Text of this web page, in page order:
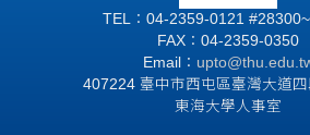
TEL：04-2359-0121
FAX：04-2359-0350
Email：
407224 臺中市西屯區臺灣大道
東海大學人事室